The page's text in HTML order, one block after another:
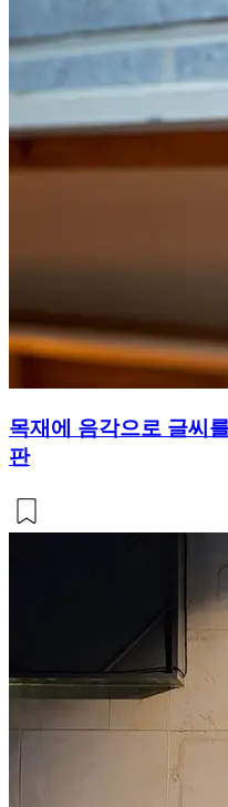
목재에 음각으로 글씨
판